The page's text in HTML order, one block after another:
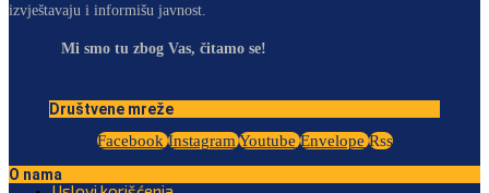
izvještavaju i informišu javnost.
Mi smo tu zbog Vas, čitamo se!
Društvene mreže
Facebook Instagram Youtube Envelope Rss
O nama